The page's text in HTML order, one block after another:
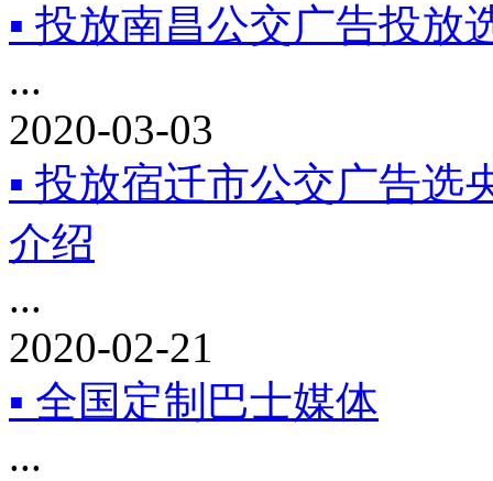
▪ 投放南昌公交广告投放
...
2020-03-03
▪ 投放宿迁市公交广告选
介绍
...
2020-02-21
▪ 全国定制巴士媒体
...